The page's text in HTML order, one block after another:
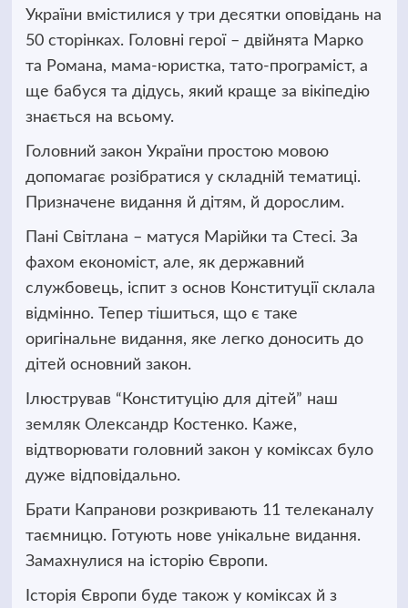
України вмістилися у три десятки оповідань на
50 сторінках. Головні герої – двійнята Марко
та Романа, мама-юристка, тато-програміст, а
ще бабуся та дідусь, який краще за вікіпедію
знається на всьому.
Головний закон України простою мовою
допомагає розібратися у складній тематиці.
Призначене видання й дітям, й дорослим.
Пані Світлана – матуся Марійки та Стесі. За
фахом економіст, але, як державний
службовець, іспит з основ Конституції склала
відмінно. Тепер тішиться, що є таке
оригінальне видання, яке легко доносить до
дітей основний закон.
Ілюстрував “Конституцію для дітей” наш
земляк Олександр Костенко. Каже,
відтворювати головний закон у коміксах було
дуже відповідально.
Брати Капранови розкривають 11 телеканалу
таємницю. Готують нове унікальне видання.
Замахнулися на історію Європи.
Історія Європи буде також у коміксах й з